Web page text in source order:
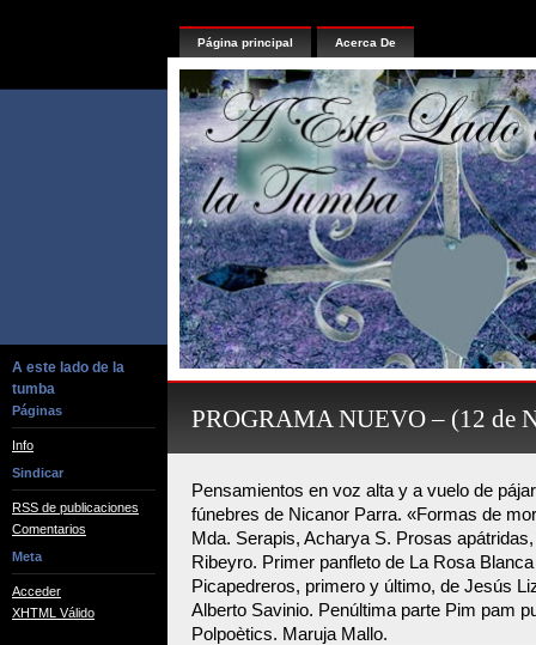
A este lado de la
tumba
Páginas
Info
Sindicar
RSS de publicaciones
Comentarios
Meta
Acceder
XHTML Válido
Página principal Acerca De
PROGRAMA NUEVO – (12 de
Pensamientos en voz alta y a vuelo de
fúnebres de Nicanor Parra. «Formas de
Mda. Serapis, Acharya S. Prosas
Ribeyro. Primer panfleto de La Rosa
Picapedreros, primero y último, de Jesús
Alberto Savinio. Penúltima parte Pim pam
Polpoètics. Maruja Mallo.